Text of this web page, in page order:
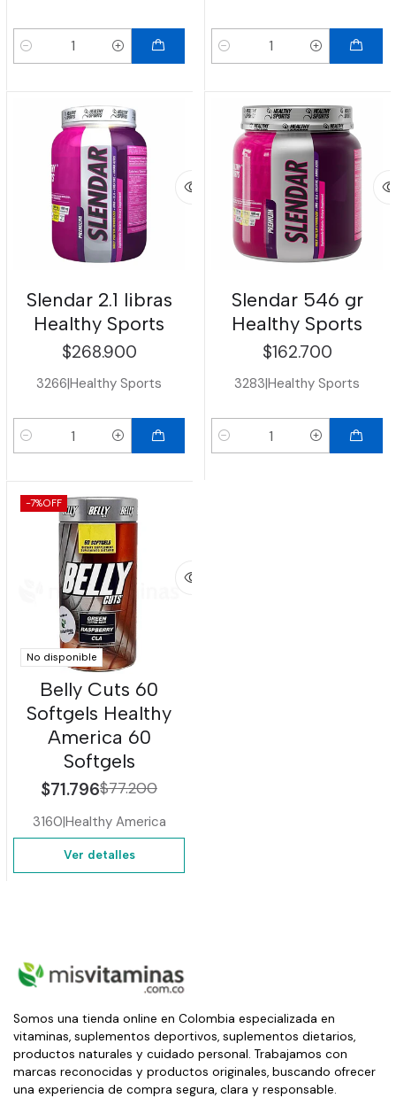
Cantidad Cantidad
Slendar 2.1 libras
Healthy Sports
$268.900
3266|Healthy Sports
Cantidad
Slendar 546 gr
Healthy Sports
$162.700
3283|Healthy Sports
Cantidad
-7%OFF
No disponible
Belly Cuts 60
Softgels Healthy
America 60
Softgels
$71.796$77.200
3160|Healthy America
Ver detalles
Somos una tienda online en Colombia especializada en
vitaminas, suplementos deportivos, suplementos dietarios,
productos naturales y cuidado personal. Trabajamos con
marcas reconocidas y productos originales, buscando ofrecer
una experiencia de compra segura, clara y responsable.